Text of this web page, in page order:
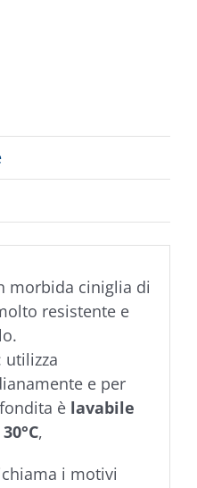
morbida ciniglia di
resistente e
utilizza
e per
è lavabile
,
i motivi